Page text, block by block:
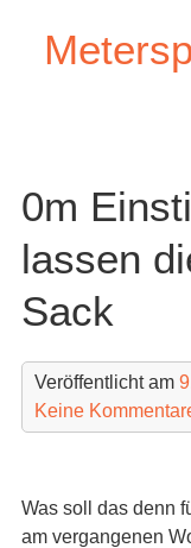
content
0m
lassen
Sack
Veröffentlicht am
Keine
Was soll das denn
am vergangenen